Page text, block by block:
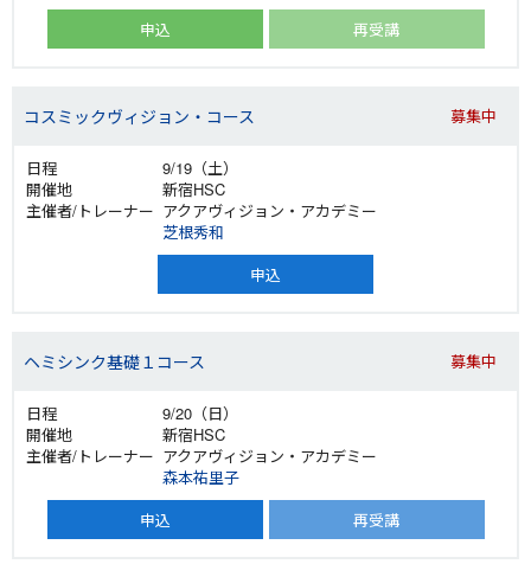
申込
再受講
コスミックヴィジョン・コース 募集中
9/19（土）
新宿HSC
アクアヴィジョン・アカデミー
芝根秀和
申込
ヘミシンク基礎１コース 募集中
9/20（日）
新宿HSC
アクアヴィジョン・アカデミー
森本祐里子
申込
再受講